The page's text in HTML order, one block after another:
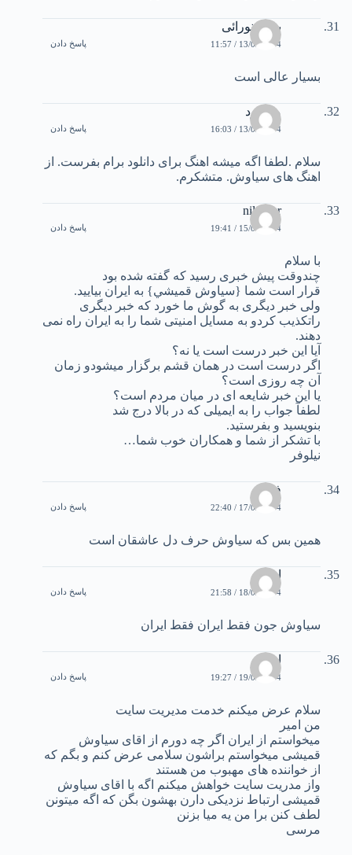
بهنام نورائی
13/02/2004 / 11:57 پاسخ دادن
بسیار عالی است
مسعود
13/02/2004 / 16:03 پاسخ دادن
سلام .لطفا اگه ميشه اهنگ برای دانلود برام بفرست. از
اهنگ های سياوش. متشکرم.
niloofar
15/02/2004 / 19:41 پاسخ دادن
با سلام
چندوقت پیش خبری رسید که گفته شده بود
قرار است شما {سياوش قميشي} به ايران بياييد.
ولی خبر ديگری به گوش ما خورد که خبر ديگری
راتکذیب کردو به مسايل امنيتی شما را به ايران راه نمی
دهند.
آيا اين خبر درست است يا نه؟
اگر درست است در همان قشم برگزار ميشودو زمان
آن چه روزی است؟
يا اين خبر شايعه ای در ميان مردم است؟
لطفآ جواب را به ايميلی که در بالا درج شد
بنويسيد و بفرستيد.
با تشکر از شما و همکاران خوب شما…
نيلوفر
فرزاد
17/02/2004 / 22:40 پاسخ دادن
همين بس که سياوش حرف دل عاشقان است
اميد
18/02/2004 / 21:58 پاسخ دادن
سياوش جون فقط ايران فقط ايران
امیر
19/02/2004 / 19:27 پاسخ دادن
سلام عرض میکنم خدمت مدیریت سایت
من امیر
میخواستم از ایران اگر چه دورم از اقای سیاوش
قمیشی میخواستم براشون سلامی عرض کنم و بگم که
از خواننده های مهبوب من هستند
واز مدریت سایت خواهش میکنم اگه با اقای سیاوش
قمیشی ارتباط نزدیکی دارن بهشون بگن که اگه میتونن
لطف کنن برا من یه میا بزنن
مرسی